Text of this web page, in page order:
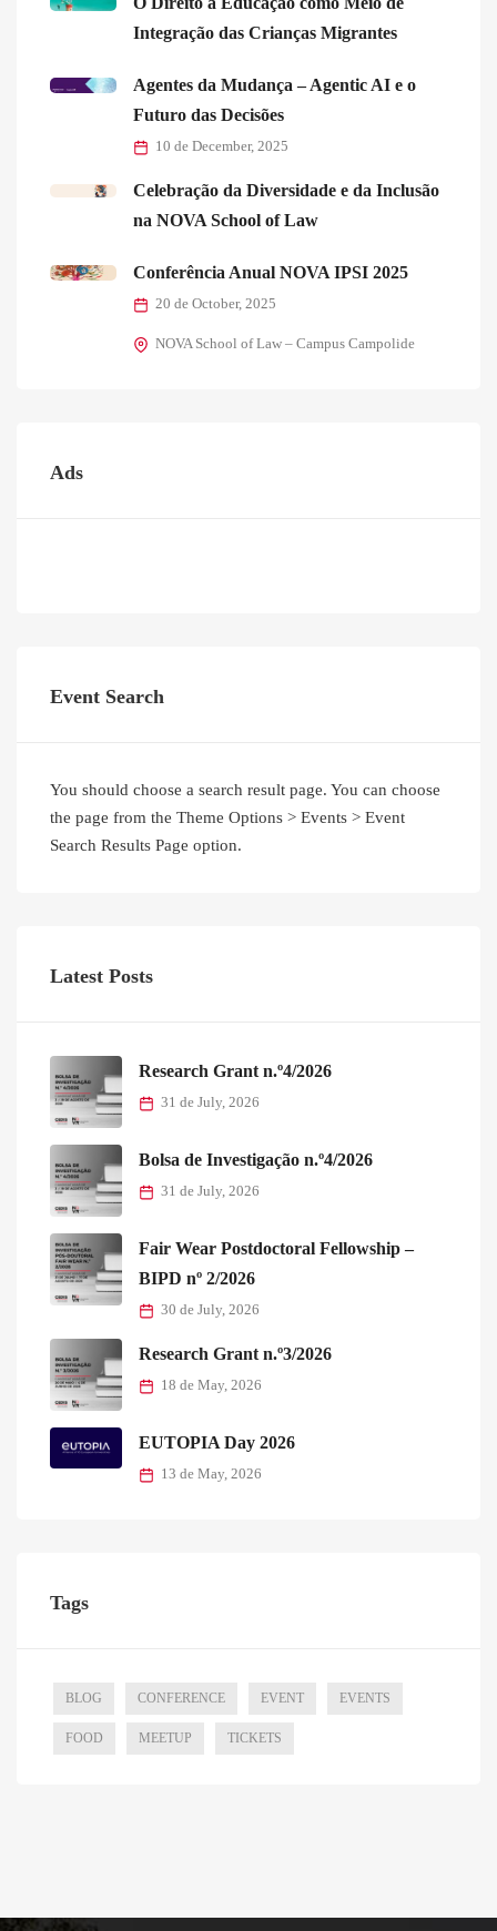
Integração das Crianças Migrantes
Agentes da Mudança – Agentic AI e o
Futuro das Decisões
10 de December, 2025
Celebração da Diversidade e da Inclusão
na NOVA School of Law
Conferência Anual NOVA IPSI 2025
20 de October, 2025
NOVA School of Law – Campus Campolide
Ads
Event Search
You should choose a search result page. You can choose
the page from the Theme Options > Events > Event
Search Results Page option.
Latest Posts
Research Grant n.º4/2026
31 de July, 2026
Bolsa de Investigação n.º4/2026
31 de July, 2026
Fair Wear Postdoctoral Fellowship –
BIPD nº 2/2026
30 de July, 2026
Research Grant n.º3/2026
18 de May, 2026
EUTOPIA Day 2026
13 de May, 2026
Tags
BLOG CONFERENCE EVENT EVENTS
FOOD MEETUP TICKETS